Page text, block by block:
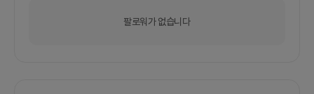
팔로워가 없습니다